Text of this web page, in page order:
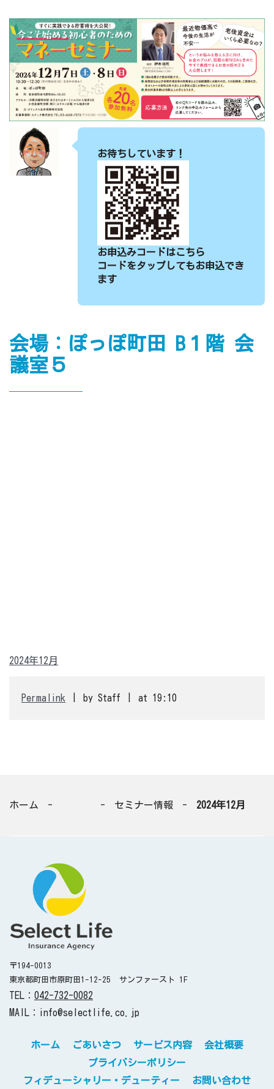
お待ちしています！
お申込みコードはこちら
コードをタップしてもお申込でき
ます
会場：ぽっぽ町田 B１階 会
議室５
2024年12月
Permalink by Staff at 19:10
ホーム セミナー情報 2024年12月
〒194-0013
東京都町田市原町田1-12-25 サンファースト 1F
TEL： 042-732-0082
MAIL：info@selectlife.co.jp
ホーム ごあいさつ サービス内容
会社概要
プライバシーポリシー
フィデューシャリー・デューティー
お問い合わせ